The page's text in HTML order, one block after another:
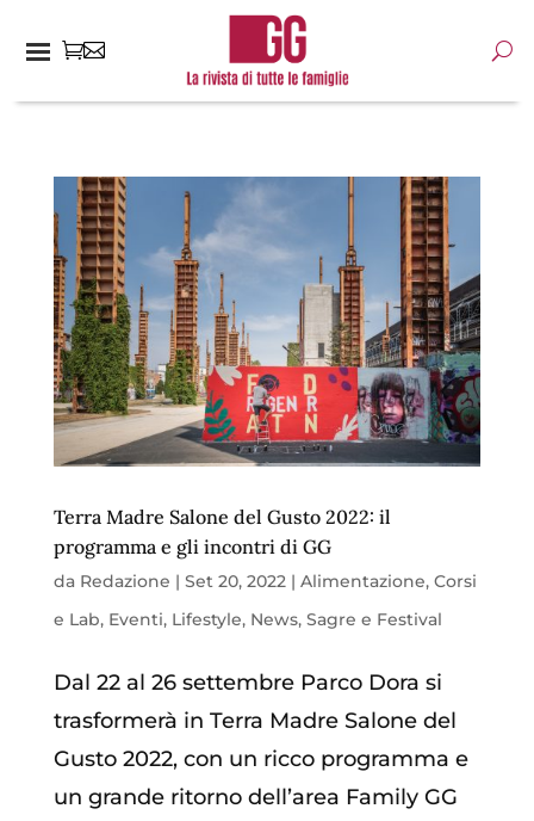
Terra Madre Salone del Gusto 2022: il
programma e gli incontri di GG
da Redazione | Set 20, 2022| Alimentazione, Corsi
e Lab, Eventi, Lifestyle, News, Sagre e Festival
Dal 22 al 26 settembre Parco Dora si
trasformerà in Terra Madre Salone del
Gusto 2022, con un ricco programma e
un grande ritorno dell’area Family GG